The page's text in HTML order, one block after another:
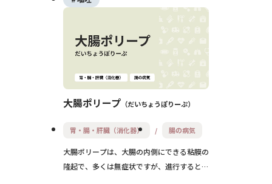
大腸ポリープ だいちょうぽりーぷ
胃・腸・肝臓（消化器） 腸の病気
大腸ポリープは、大腸の内側にできる粘膜の
隆起で、多くは無症状ですが、進行すると大